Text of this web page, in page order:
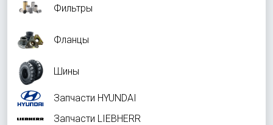
Фильтры
Фланцы
Шины
Запчасти HYUNDAI
Запчасти LIEBHERR